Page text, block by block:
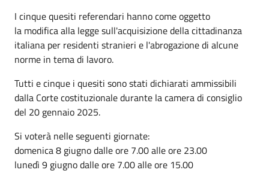
I cinque quesiti referendari hanno come oggetto
la modifica alla legge sull'acquisizione della cittadinanza
italiana per residenti stranieri e l'abrogazione di alcune
norme in tema di lavoro.
Tutti e cinque i quesiti sono stati dichiarati ammissibili
dalla Corte costituzionale durante la camera di consiglio
del 20 gennaio 2025.
Si voterà nelle seguenti giornate:
domenica 8 giugno dalle ore 7.00 alle ore 23.00
lunedì 9 giugno dalle ore 7.00 alle ore 15.00